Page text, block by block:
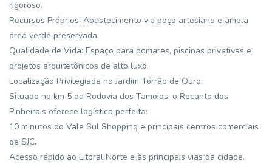
rigoroso.
Recursos Próprios: Abastecimento via poço artesiano e ampla
área verde preservada.
Qualidade de Vida: Espaço para pomares, piscinas privativas e
projetos arquitetônicos de alto luxo.
Localização Privilegiada no Jardim Torrão de Ouro
Situado no km 5 da Rodovia dos Tamoios, o Recanto dos
Pinheirais oferece logística perfeita:
10 minutos do Vale Sul Shopping e principais centros comerciais
de SJC.
Acesso rápido ao Litoral Norte e às principais vias da cidade.